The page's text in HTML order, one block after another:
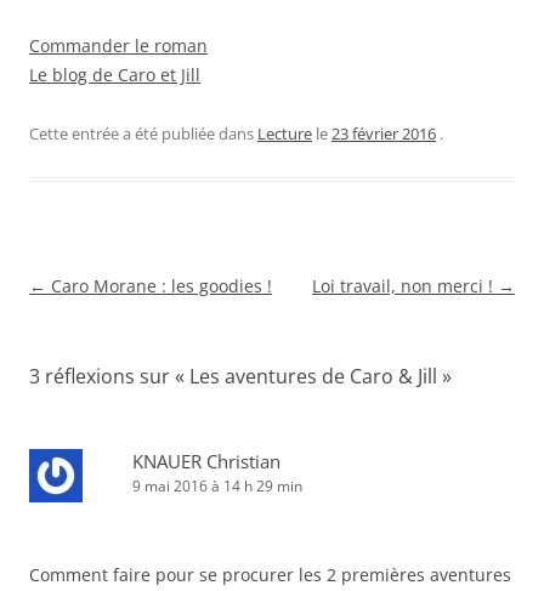
Commander le roman
Le blog de Caro et Jill
Cette entrée a été publiée dans Lecture le23 février 2016 .
Navigation
← Caro Morane : les goodies ! Loi travail, non merci ! →
3 réflexions sur « Les aventures de Caro & Jill »
KNAUER Christian
9 mai 2016 à 14 h 29 min
Comment faire pour se procurer les 2 premières aventures